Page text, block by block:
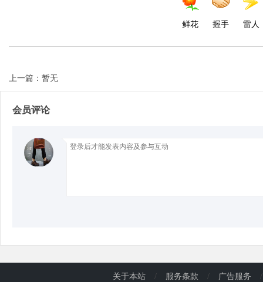
鲜花 握手 雷人
上一篇：暂无
会员评论
关于本站 / 服务条款 / 广告服务 /